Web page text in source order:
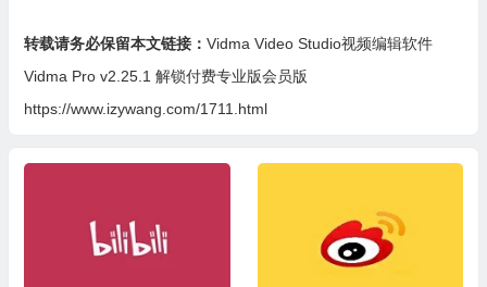
转载请务必保留本文链接： Vidma Video Studio视频编辑软件
Vidma Pro v2.25.1 解锁付费专业版会员版
https://www.izywang.com/1711.html